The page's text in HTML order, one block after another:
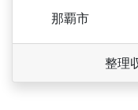
那覇市
整理